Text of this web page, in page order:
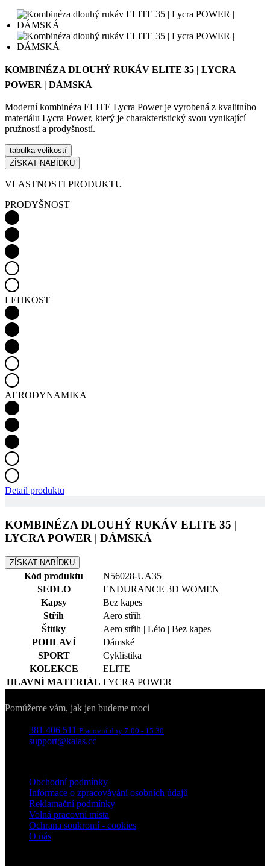
KOMBINÉZA DLOUHÝ RUKÁV ELITE 35 | LYCRA
POWER | DÁMSKÁ
Moderní kombinéza ELITE Lycra Power je vyrobená z kvalitního
materiálu Lycra Power, který je charakteristický svou vynikající
pružností a prodyšností.
tabulka velikostí
ZÍSKAT NABÍDKU
VLASTNOSTI PRODUKTU
PRODYŠNOST
LEHKOST
AERODYNAMIKA
Detail produktu
KOMBINÉZA DLOUHÝ RUKÁV ELITE 35 |
LYCRA POWER | DÁMSKÁ
ZÍSKAT NABÍDKU
Kód produktu
N56028-UA35
SEDLO
ENDURANCE 3D WOMEN
Kapsy
Bez kapes
Střih
Aero střih
Štítky
Aero střih | Léto | Bez kapes
POHLAVÍ
Dámské
SPORT
Cyklistika
KOLEKCE
ELITE
HLAVNÍ MATERIÁL LYCRA POWER
Pomůžeme vám, jak jen budeme moci
381 406 511 Pracovní dny 7:00 - 15.30
support@kalas.cc
Obchodní podmínky
Informace o zpracovávání osobních údajů
Reklamační podmínky
Volná pracovní místa
Ochrana soukromí - cookies
O nás